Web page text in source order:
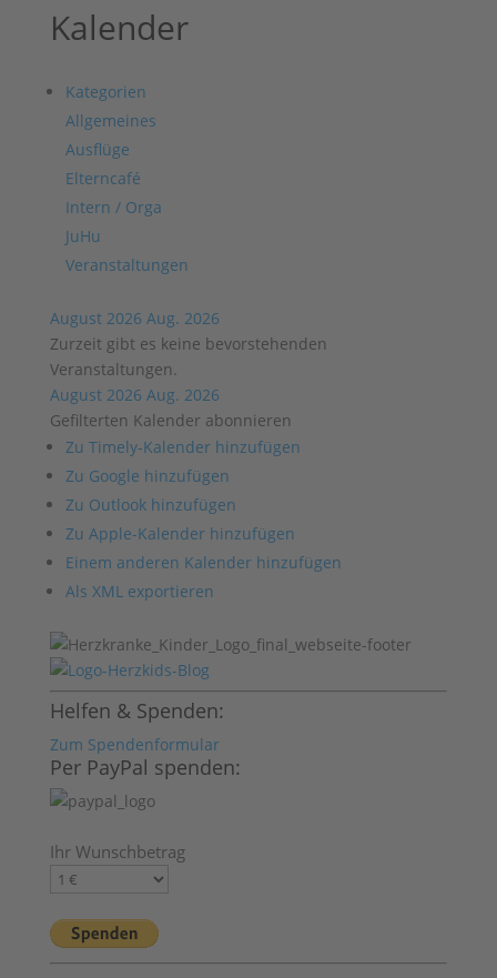
Kalender
Kategorien
Allgemeines
Ausflüge
Elterncafé
Intern / Orga
JuHu
Veranstaltungen
August 2026 Aug. 2026
Zurzeit gibt es keine bevorstehenden
Veranstaltungen.
August 2026 Aug. 2026
Gefilterten Kalender abonnieren
Zu Timely-Kalender hinzufügen
Zu Google hinzufügen
Zu Outlook hinzufügen
Zu Apple-Kalender hinzufügen
Einem anderen Kalender hinzufügen
Als XML exportieren
Helfen & Spenden:
Zum Spendenformular
Per PayPal spenden:
Ihr Wunschbetrag